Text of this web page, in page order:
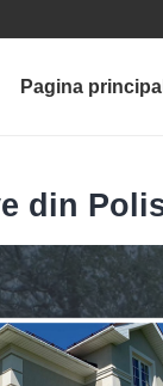
Pagina
din